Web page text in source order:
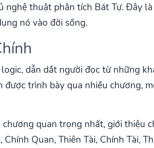
nghệ thuật phân tích Bát Tự. Đây
nó vào đời sống.
dẫn dắt người đọc từ những
được trình bày qua nhiều chương,
quan trọng nhất, giới thiệu
Quan, Thiên Tài, Chính Tài,